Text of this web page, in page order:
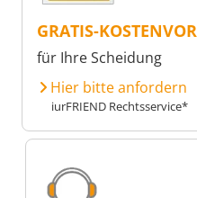
GRATIS-
für Ihre Scheidung
Hier bitte anfordern
iurFRIEND Rechtsservice*